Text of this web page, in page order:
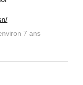
7 ans